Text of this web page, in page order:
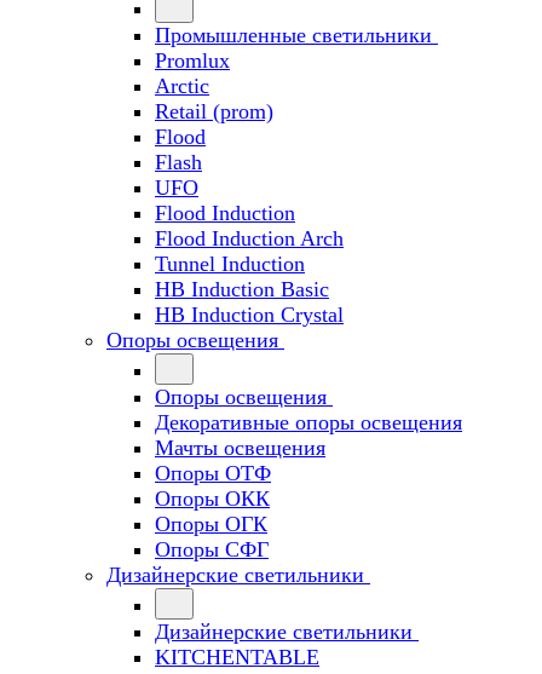
Промышленные светильники
Promlux
Arctic
Retail (prom)
Flood
Flash
UFO
Flood Induction
Flood Induction Arch
Tunnel Induction
HB Induction Basic
HB Induction Crystal
Опоры освещения
Опоры освещения
Декоративные опоры освещения
Мачты освещения
Опоры ОТФ
Опоры ОКК
Опоры ОГК
Опоры СФГ
Дизайнерские светильники
Дизайнерские светильники
KITCHENTABLE